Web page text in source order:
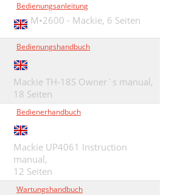
Bedienungsanleitung
M•2600 - Mackie, 6 Seiten
Bedienungshandbuch
Mackie TH-18S Owner`s manual,
18 Seiten
Bedienerhandbuch
Mackie UP4061 Instruction
manual,
12 Seiten
Wartungshandbuch